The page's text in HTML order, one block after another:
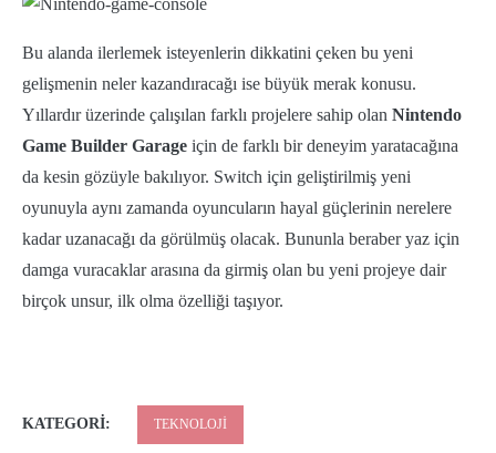
Bu alanda ilerlemek isteyenlerin dikkatini çeken bu yeni
gelişmenin neler kazandıracağı ise büyük merak konusu.
Yıllardır üzerinde çalışılan farklı projelere sahip olan Nintendo
Game Builder Garage için de farklı bir deneyim yaratacağına
da kesin gözüyle bakılıyor. Switch için geliştirilmiş yeni
oyunuyla aynı zamanda oyuncuların hayal güçlerinin nerelere
kadar uzanacağı da görülmüş olacak. Bununla beraber yaz için
damga vuracaklar arasına da girmiş olan bu yeni projeye dair
birçok unsur, ilk olma özelliği taşıyor.
KATEGORI: TEKNOLOJI